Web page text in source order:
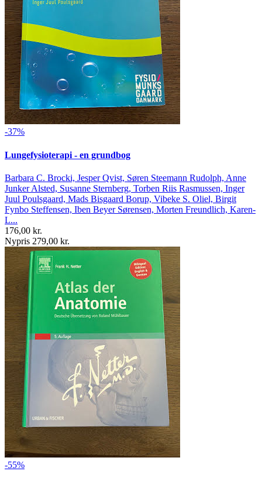
-37%
Lungefysioterapi - en grundbog
Barbara C. Brocki, Jesper Qvist, Søren Steemann Rudolph, Anne
Junker Alsted, Susanne Sternberg, Torben Riis Rasmussen, Inger
Juul Poulsgaard, Mads Bisgaard Borup, Vibeke S. Oliel, Birgit
Fynbo Steffensen, Iben Beyer Sørensen, Morten Freundlich, Karen-
L...
176,00 kr.
Nypris 279,00 kr.
-55%